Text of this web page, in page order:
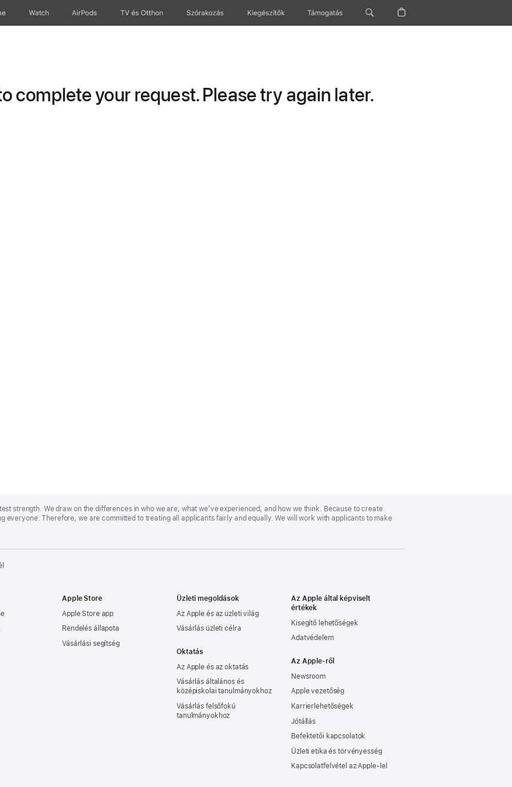
Watch AirPods TV és Otthon Szórakozás Kiegészítők Támogatás
complete your request. Please try again later.
strength. We draw on the differences in who we are, what we’ve experienced, and how we think. Because to create
everyone. Therefore, we are committed to treating all applicants fairly and equally. We will work with applicants to make
Apple Store
Apple Store app
Rendelés állapota
Vásárlási segítség
Üzleti megoldások
Az Apple és az üzleti világ
Vásárlás üzleti célra
Oktatás
Az Apple és az oktatás
Vásárlás általános és
középiskolai tanulmányokhoz
Vásárlás felsőfokú
tanulmányokhoz
Az Apple által képviselt
értékek
Kisegítő lehetőségek
Adatvédelem
Az Apple-ről
Newsroom
Apple vezetőség
Karrierlehetőségek
Jótállás
Befektetői kapcsolatok
Üzleti etika és törvényesség
Kapcsolatfelvétel az Apple-lel